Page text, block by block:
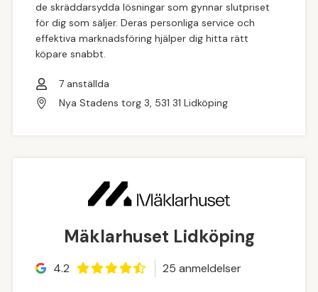
de skräddarsydda lösningar som gynnar slutpriset
för dig som säljer. Deras personliga service och
effektiva marknadsföring hjälper dig hitta rätt
köpare snabbt.
7anställda
Nya Stadens torg 3, 531 31 Lidköping
Mäklarhuset Lidköping
4.2 25 anmeldelser